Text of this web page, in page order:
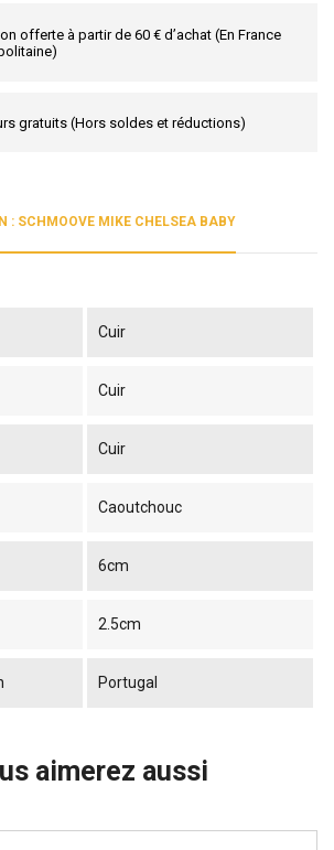
offerte à partir de 60 € d’achat (En France
gratuits (Hors soldes et réductions)
: SCHMOOVE MIKE CHELSEA BABY
Cuir
Cuir
Cuir
Caoutchouc
6cm
2.5cm
Portugal
aimerez aussi